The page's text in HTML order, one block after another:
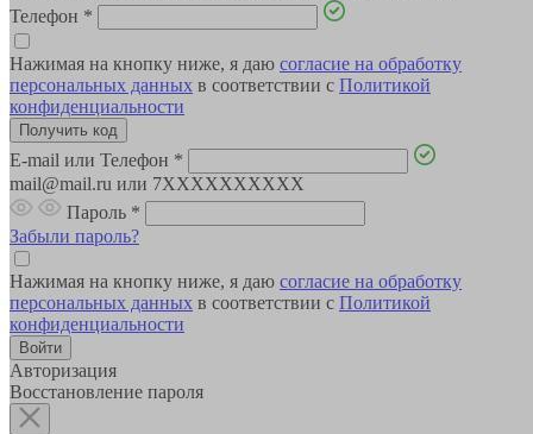
Телефон *
Нажимая на кнопку ниже, я даю согласие на обработку
персональных данных в соответствии с Политикой
конфиденциальности
E-mail или Телефон *
mail@mail.ru или 7XXXXXXXXXX
Пароль *
Забыли пароль?
Нажимая на кнопку ниже, я даю согласие на обработку
персональных данных в соответствии с Политикой
конфиденциальности
Авторизация
Восстановление пароля